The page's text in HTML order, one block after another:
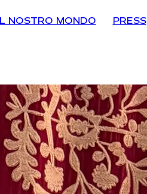
IL NOSTRO MONDO PRESS